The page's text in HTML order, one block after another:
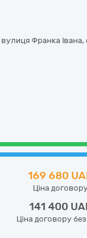
вулиця Франка Івана,
169 680
Ціна
141 400
Ціна договору